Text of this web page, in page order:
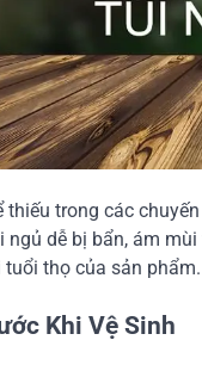
trong các
dễ bị bẩn, ám
thọ của sản phẩm.
Khi Vệ Sinh